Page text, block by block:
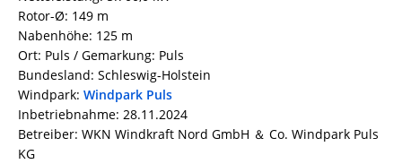
Rotor-Ø: 149 m
Nabenhöhe: 125 m
Ort: Puls / Gemarkung: Puls
Bundesland: Schleswig-Holstein
Windpark: Windpark Puls
Inbetriebnahme: 28.11.2024
Betreiber: WKN Windkraft Nord GmbH ＆ Co. Windpark Puls
KG